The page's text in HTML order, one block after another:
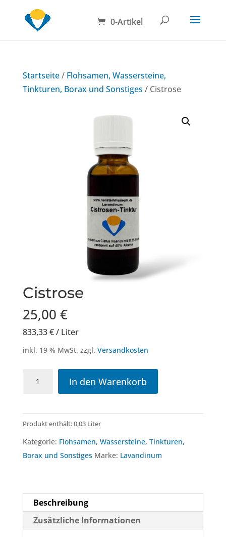
0-Artikel
Startseite/ Flohsamen, Wassersteine,
Tinkturen, Borax und Sonstiges / Cistrose
Cistrose
25,00 €
833,33€/ Liter
inkl. 19 % MwSt. zzgl. Versandkosten
In den Warenkorb
Produkt enthält: 0,03 Liter
Kategorie: Flohsamen, Wassersteine, Tinkturen,
Borax und Sonstiges Marke: Lavandinum
Beschreibung
Zusätzliche Informationen